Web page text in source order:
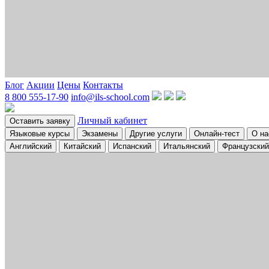
Блог Акции Цены Контакты
8 800 555-17-90 info@ils-school.com
Оставить заявку Личный кабинет
Языковые курсы Экзамены Другие услуги Онлайн-тест
О
Английский
Китайский Испанский Итальянский Французский